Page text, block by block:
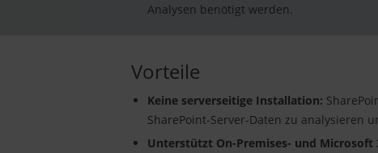
Analysen benötigt werden.
Vorteile
Keine serverseitige Installation:
SharePoint-Server-Daten zu analysieren
Unterstützt On-Premises- und Microsoft